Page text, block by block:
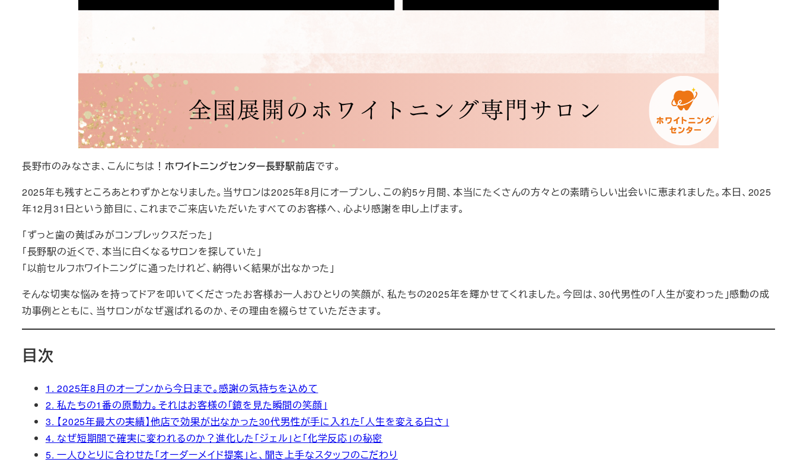
長野市のみなさま、こんにちは！ ホワイトニングセンター長野駅前店です。
2025年も残すところあとわずかとなりました。当サロンは2025年8月にオープンし、この約5ヶ月間、本当にたくさんの方々との素晴らしい出会いに恵まれました。本日、2025
年12月31日という節目に、これまでご来店いただいたすべてのお客様へ、心より感謝を申し上げます。
「ずっと歯の黄ばみがコンプレックスだった」
「長野駅の近くで、本当に白くなるサロンを探していた」
「以前セルフホワイトニングに通ったけれど、納得いく結果が出なかった」
そんな切実な悩みを持ってドアを叩いてくださったお客様お一人おひとりの笑顔が、私たちの2025年を輝かせてくれました。今回は、30代男性の「人生が変わった」感動の成
功事例とともに、当サロンがなぜ選ばれるのか、その理由を綴らせていただきます。
目次
1. 2025年8月のオープンから今日まで。感謝の気持ちを込めて
2. 私たちの1番の原動力。それはお客様の「鏡を見た瞬間の笑顔」
3. 【2025年最大の実績】他店で効果が出なかった30代男性が手に入れた「人生を変える白さ」
4. なぜ短期間で確実に変われるのか？進化した「ジェル」と「化学反応」の秘密
5. 一人ひとりに合わせた「オーダーメイド提案」と、聞き上手なスタッフのこだわり